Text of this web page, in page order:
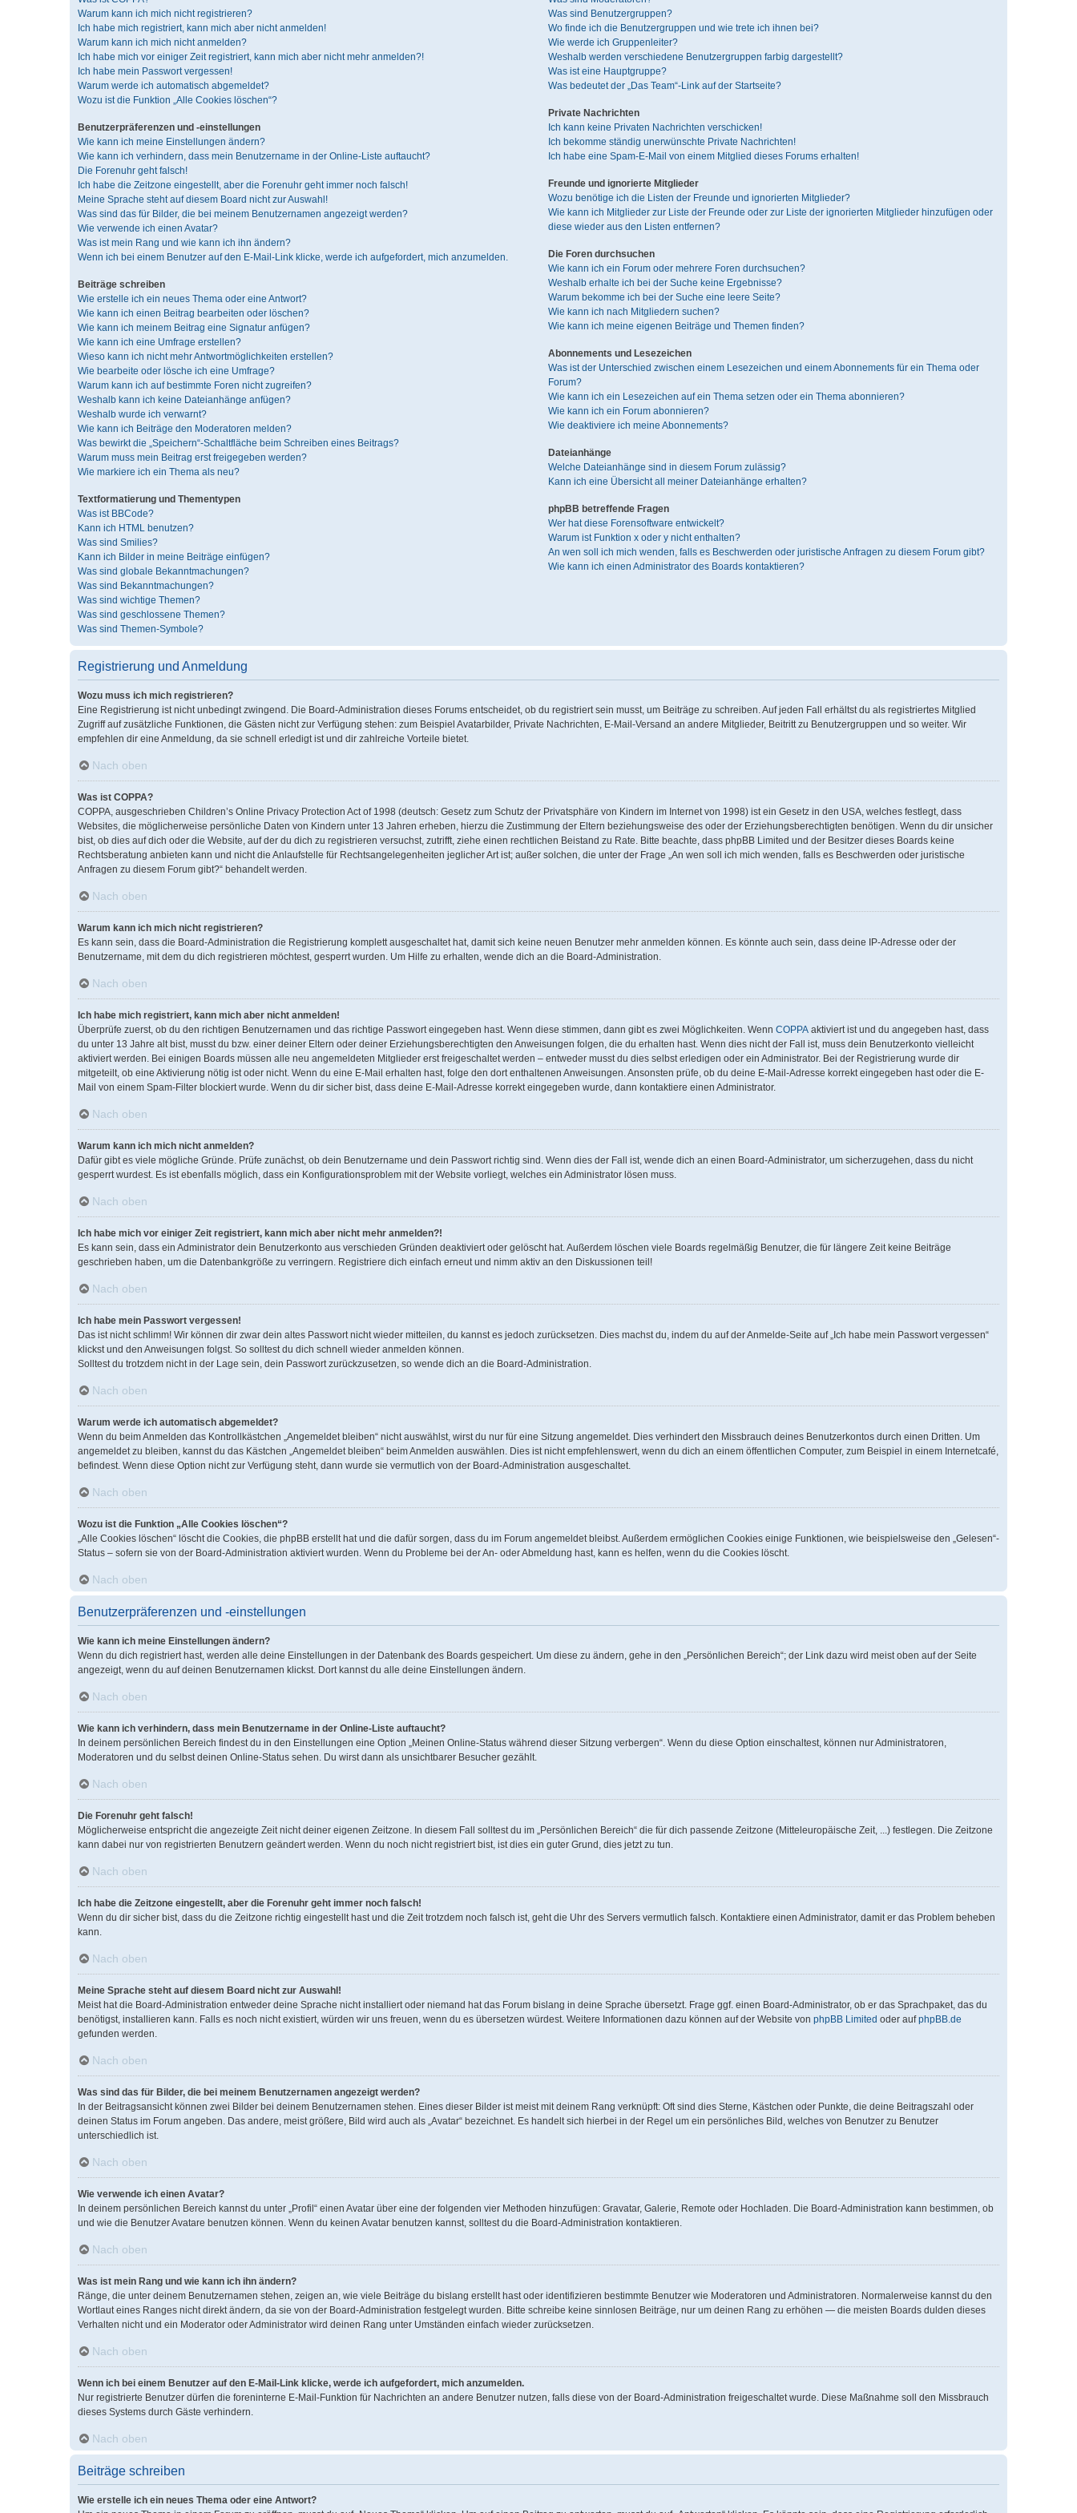
Warum kann ich mich nicht registrieren?
Ich habe mich registriert, kann mich aber nicht anmelden!
Warum kann ich mich nicht anmelden?
Ich habe mich vor einiger Zeit registriert, kann mich aber nicht mehr anmelden?!
Ich habe mein Passwort vergessen!
Warum werde ich automatisch abgemeldet?
Wozu ist die Funktion „Alle Cookies löschen“?
Benutzerpräferenzen und -einstellungen
Wie kann ich meine Einstellungen ändern?
Wie kann ich verhindern, dass mein Benutzername in der Online-Liste auftaucht?
Die Forenuhr geht falsch!
Ich habe die Zeitzone eingestellt, aber die Forenuhr geht immer noch falsch!
Meine Sprache steht auf diesem Board nicht zur Auswahl!
Was sind das für Bilder, die bei meinem Benutzernamen angezeigt werden?
Wie verwende ich einen Avatar?
Was ist mein Rang und wie kann ich ihn ändern?
Wenn ich bei einem Benutzer auf den E-Mail-Link klicke, werde ich aufgefordert, mich anzumelden.
Beiträge schreiben
Wie erstelle ich ein neues Thema oder eine Antwort?
Wie kann ich einen Beitrag bearbeiten oder löschen?
Wie kann ich meinem Beitrag eine Signatur anfügen?
Wie kann ich eine Umfrage erstellen?
Wieso kann ich nicht mehr Antwortmöglichkeiten erstellen?
Wie bearbeite oder lösche ich eine Umfrage?
Warum kann ich auf bestimmte Foren nicht zugreifen?
Weshalb kann ich keine Dateianhänge anfügen?
Weshalb wurde ich verwarnt?
Wie kann ich Beiträge den Moderatoren melden?
Was bewirkt die „Speichern“-Schaltfläche beim Schreiben eines Beitrags?
Warum muss mein Beitrag erst freigegeben werden?
Wie markiere ich ein Thema als neu?
Textformatierung und Thementypen
Was ist BBCode?
Kann ich HTML benutzen?
Was sind Smilies?
Kann ich Bilder in meine Beiträge einfügen?
Was sind globale Bekanntmachungen?
Was sind Bekanntmachungen?
Was sind wichtige Themen?
Was sind geschlossene Themen?
Was sind Themen-Symbole?
Was sind Benutzergruppen?
Wo finde ich die Benutzergruppen und wie trete ich ihnen bei?
Wie werde ich Gruppenleiter?
Weshalb werden verschiedene Benutzergruppen farbig dargestellt?
Was ist eine Hauptgruppe?
Was bedeutet der „Das Team“-Link auf der Startseite?
Private Nachrichten
Ich kann keine Privaten Nachrichten verschicken!
Ich bekomme ständig unerwünschte Private Nachrichten!
Ich habe eine Spam-E-Mail von einem Mitglied dieses Forums erhalten!
Freunde und ignorierte Mitglieder
Wozu benötige ich die Listen der Freunde und ignorierten Mitglieder?
Wie kann ich Mitglieder zur Liste der Freunde oder zur Liste der ignorierten Mitglieder hinzufügen oder
diese wieder aus den Listen entfernen?
Die Foren durchsuchen
Wie kann ich ein Forum oder mehrere Foren durchsuchen?
Weshalb erhalte ich bei der Suche keine Ergebnisse?
Warum bekomme ich bei der Suche eine leere Seite?
Wie kann ich nach Mitgliedern suchen?
Wie kann ich meine eigenen Beiträge und Themen finden?
Abonnements und Lesezeichen
Was ist der Unterschied zwischen einem Lesezeichen und einem Abonnements für ein Thema oder
Forum?
Wie kann ich ein Lesezeichen auf ein Thema setzen oder ein Thema abonnieren?
Wie kann ich ein Forum abonnieren?
Wie deaktiviere ich meine Abonnements?
Dateianhänge
Welche Dateianhänge sind in diesem Forum zulässig?
Kann ich eine Übersicht all meiner Dateianhänge erhalten?
phpBB betreffende Fragen
Wer hat diese Forensoftware entwickelt?
Warum ist Funktion x oder y nicht enthalten?
An wen soll ich mich wenden, falls es Beschwerden oder juristische Anfragen zu diesem Forum gibt?
Wie kann ich einen Administrator des Boards kontaktieren?
Registrierung und Anmeldung
Wozu muss ich mich registrieren?
Eine Registrierung ist nicht unbedingt zwingend. Die Board-Administration dieses Forums entscheidet, ob du registriert sein musst, um Beiträge zu schreiben. Auf jeden Fall erhältst du als registriertes Mitglied
Zugriff auf zusätzliche Funktionen, die Gästen nicht zur Verfügung stehen: zum Beispiel Avatarbilder, Private Nachrichten, E-Mail-Versand an andere Mitglieder, Beitritt zu Benutzergruppen und so weiter. Wir
empfehlen dir eine Anmeldung, da sie schnell erledigt ist und dir zahlreiche Vorteile bietet.
Nach oben
Was ist COPPA?
COPPA, ausgeschrieben Children’s Online Privacy Protection Act of 1998 (deutsch: Gesetz zum Schutz der Privatsphäre von Kindern im Internet von 1998) ist ein Gesetz in den USA, welches festlegt, dass
Websites, die möglicherweise persönliche Daten von Kindern unter 13 Jahren erheben, hierzu die Zustimmung der Eltern beziehungsweise des oder der Erziehungsberechtigten benötigen. Wenn du dir unsicher
bist, ob dies auf dich oder die Website, auf der du dich zu registrieren versuchst, zutrifft, ziehe einen rechtlichen Beistand zu Rate. Bitte beachte, dass phpBB Limited und der Besitzer dieses Boards keine
Rechtsberatung anbieten kann und nicht die Anlaufstelle für Rechtsangelegenheiten jeglicher Art ist; außer solchen, die unter der Frage „An wen soll ich mich wenden, falls es Beschwerden oder juristische
Anfragen zu diesem Forum gibt?“ behandelt werden.
Nach oben
Warum kann ich mich nicht registrieren?
Es kann sein, dass die Board-Administration die Registrierung komplett ausgeschaltet hat, damit sich keine neuen Benutzer mehr anmelden können. Es könnte auch sein, dass deine IP-Adresse oder der
Benutzername, mit dem du dich registrieren möchtest, gesperrt wurden. Um Hilfe zu erhalten, wende dich an die Board-Administration.
Nach oben
Ich habe mich registriert, kann mich aber nicht anmelden!
Überprüfe zuerst, ob du den richtigen Benutzernamen und das richtige Passwort eingegeben hast. Wenn diese stimmen, dann gibt es zwei Möglichkeiten. Wenn COPPA aktiviert ist und du angegeben hast, dass
du unter 13 Jahre alt bist, musst du bzw. einer deiner Eltern oder deiner Erziehungsberechtigten den Anweisungen folgen, die du erhalten hast. Wenn dies nicht der Fall ist, muss dein Benutzerkonto vielleicht
aktiviert werden. Bei einigen Boards müssen alle neu angemeldeten Mitglieder erst freigeschaltet werden – entweder musst du dies selbst erledigen oder ein Administrator. Bei der Registrierung wurde dir
mitgeteilt, ob eine Aktivierung nötig ist oder nicht. Wenn du eine E-Mail erhalten hast, folge den dort enthaltenen Anweisungen. Ansonsten prüfe, ob du deine E-Mail-Adresse korrekt eingegeben hast oder die E-
Mail von einem Spam-Filter blockiert wurde. Wenn du dir sicher bist, dass deine E-Mail-Adresse korrekt eingegeben wurde, dann kontaktiere einen Administrator.
Nach oben
Warum kann ich mich nicht anmelden?
Dafür gibt es viele mögliche Gründe. Prüfe zunächst, ob dein Benutzername und dein Passwort richtig sind. Wenn dies der Fall ist, wende dich an einen Board-Administrator, um sicherzugehen, dass du nicht
gesperrt wurdest. Es ist ebenfalls möglich, dass ein Konfigurationsproblem mit der Website vorliegt, welches ein Administrator lösen muss.
Nach oben
Ich habe mich vor einiger Zeit registriert, kann mich aber nicht mehr anmelden?!
Es kann sein, dass ein Administrator dein Benutzerkonto aus verschieden Gründen deaktiviert oder gelöscht hat. Außerdem löschen viele Boards regelmäßig Benutzer, die für längere Zeit keine Beiträge
geschrieben haben, um die Datenbankgröße zu verringern. Registriere dich einfach erneut und nimm aktiv an den Diskussionen teil!
Nach oben
Ich habe mein Passwort vergessen!
Das ist nicht schlimm! Wir können dir zwar dein altes Passwort nicht wieder mitteilen, du kannst es jedoch zurücksetzen. Dies machst du, indem du auf der Anmelde-Seite auf „Ich habe mein Passwort vergessen“
klickst und den Anweisungen folgst. So solltest du dich schnell wieder anmelden können.
Solltest du trotzdem nicht in der Lage sein, dein Passwort zurückzusetzen, so wende dich an die Board-Administration.
Nach oben
Warum werde ich automatisch abgemeldet?
Wenn du beim Anmelden das Kontrollkästchen „Angemeldet bleiben“ nicht auswählst, wirst du nur für eine Sitzung angemeldet. Dies verhindert den Missbrauch deines Benutzerkontos durch einen Dritten. Um
angemeldet zu bleiben, kannst du das Kästchen „Angemeldet bleiben“ beim Anmelden auswählen. Dies ist nicht empfehlenswert, wenn du dich an einem öffentlichen Computer, zum Beispiel in einem Internetcafé,
befindest. Wenn diese Option nicht zur Verfügung steht, dann wurde sie vermutlich von der Board-Administration ausgeschaltet.
Nach oben
Wozu ist die Funktion „Alle Cookies löschen“?
„Alle Cookies löschen“ löscht die Cookies, die phpBB erstellt hat und die dafür sorgen, dass du im Forum angemeldet bleibst. Außerdem ermöglichen Cookies einige Funktionen, wie beispielsweise den „Gelesen“-
Status – sofern sie von der Board-Administration aktiviert wurden. Wenn du Probleme bei der An- oder Abmeldung hast, kann es helfen, wenn du die Cookies löscht.
Nach oben
Benutzerpräferenzen und -einstellungen
Wie kann ich meine Einstellungen ändern?
Wenn du dich registriert hast, werden alle deine Einstellungen in der Datenbank des Boards gespeichert. Um diese zu ändern, gehe in den „Persönlichen Bereich“; der Link dazu wird meist oben auf der Seite
angezeigt, wenn du auf deinen Benutzernamen klickst. Dort kannst du alle deine Einstellungen ändern.
Nach oben
Wie kann ich verhindern, dass mein Benutzername in der Online-Liste auftaucht?
In deinem persönlichen Bereich findest du in den Einstellungen eine Option „Meinen Online-Status während dieser Sitzung verbergen“. Wenn du diese Option einschaltest, können nur Administratoren,
Moderatoren und du selbst deinen Online-Status sehen. Du wirst dann als unsichtbarer Besucher gezählt.
Nach oben
Die Forenuhr geht falsch!
Möglicherweise entspricht die angezeigte Zeit nicht deiner eigenen Zeitzone. In diesem Fall solltest du im „Persönlichen Bereich“ die für dich passende Zeitzone (Mitteleuropäische Zeit, ...) festlegen. Die Zeitzone
kann dabei nur von registrierten Benutzern geändert werden. Wenn du noch nicht registriert bist, ist dies ein guter Grund, dies jetzt zu tun.
Nach oben
Ich habe die Zeitzone eingestellt, aber die Forenuhr geht immer noch falsch!
Wenn du dir sicher bist, dass du die Zeitzone richtig eingestellt hast und die Zeit trotzdem noch falsch ist, geht die Uhr des Servers vermutlich falsch. Kontaktiere einen Administrator, damit er das Problem beheben
kann.
Nach oben
Meine Sprache steht auf diesem Board nicht zur Auswahl!
Meist hat die Board-Administration entweder deine Sprache nicht installiert oder niemand hat das Forum bislang in deine Sprache übersetzt. Frage ggf. einen Board-Administrator, ob er das Sprachpaket, das du
benötigst, installieren kann. Falls es noch nicht existiert, würden wir uns freuen, wenn du es übersetzen würdest. Weitere Informationen dazu können auf der Website von phpBB Limited oder aufphpBB.de
gefunden werden.
Nach oben
Was sind das für Bilder, die bei meinem Benutzernamen angezeigt werden?
In der Beitragsansicht können zwei Bilder bei deinem Benutzernamen stehen. Eines dieser Bilder ist meist mit deinem Rang verknüpft: Oft sind dies Sterne, Kästchen oder Punkte, die deine Beitragszahl oder
deinen Status im Forum angeben. Das andere, meist größere, Bild wird auch als „Avatar“ bezeichnet. Es handelt sich hierbei in der Regel um ein persönliches Bild, welches von Benutzer zu Benutzer
unterschiedlich ist.
Nach oben
Wie verwende ich einen Avatar?
In deinem persönlichen Bereich kannst du unter „Profil“ einen Avatar über eine der folgenden vier Methoden hinzufügen: Gravatar, Galerie, Remote oder Hochladen. Die Board-Administration kann bestimmen, ob
und wie die Benutzer Avatare benutzen können. Wenn du keinen Avatar benutzen kannst, solltest du die Board-Administration kontaktieren.
Nach oben
Was ist mein Rang und wie kann ich ihn ändern?
Ränge, die unter deinem Benutzernamen stehen, zeigen an, wie viele Beiträge du bislang erstellt hast oder identifizieren bestimmte Benutzer wie Moderatoren und Administratoren. Normalerweise kannst du den
Wortlaut eines Ranges nicht direkt ändern, da sie von der Board-Administration festgelegt wurden. Bitte schreibe keine sinnlosen Beiträge, nur um deinen Rang zu erhöhen — die meisten Boards dulden dieses
Verhalten nicht und ein Moderator oder Administrator wird deinen Rang unter Umständen einfach wieder zurücksetzen.
Nach oben
Wenn ich bei einem Benutzer auf den E-Mail-Link klicke, werde ich aufgefordert, mich anzumelden.
Nur registrierte Benutzer dürfen die foreninterne E-Mail-Funktion für Nachrichten an andere Benutzer nutzen, falls diese von der Board-Administration freigeschaltet wurde. Diese Maßnahme soll den Missbrauch
dieses Systems durch Gäste verhindern.
Nach oben
Beiträge schreiben
Wie erstelle ich ein neues Thema oder eine Antwort?